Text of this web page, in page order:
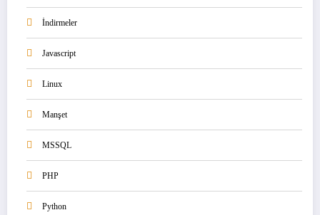
İndirmeler
Javascript
Linux
Manşet
MSSQL
PHP
Python